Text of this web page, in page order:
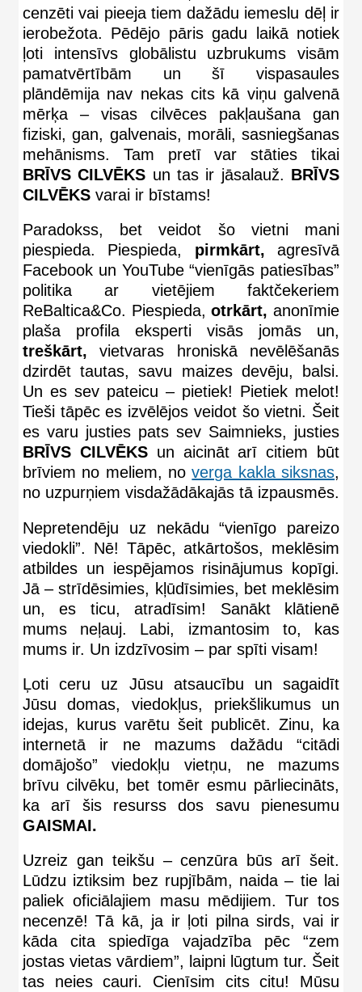
cenzēti vai pieeja tiem dažādu iemeslu dēļ ir
ierobežota. Pēdējo pāris gadu laikā notiek
ļoti intensīvs globālistu uzbrukums visām
pamatvērtībām un šī vispasaules
plāndēmija nav nekas cits kā viņu galvenā
mērķa – visas cilvēces pakļaušana gan
fiziski, gan, galvenais, morāli, sasniegšanas
mehānisms. Tam pretī var stāties tikai
BRĪVS CILVĒKS un tas ir jāsalauž. BRĪVS
CILVĒKSvarai ir bīstams!
Paradokss, bet veidot šo vietni mani
piespieda. Piespieda, pirmkārt, agresīvā
Facebook un YouTube “vienīgās patiesības”
politika ar vietējiem faktčekeriem
ReBaltica&Co. Piespieda,otrkārt, anonīmie
plaša profila eksperti visās jomās un,
treškārt, vietvaras hroniskā nevēlēšanās
dzirdēt tautas, savu maizes devēju, balsi.
Un es sev pateicu – pietiek! Pietiek melot!
Tieši tāpēc es izvēlējos veidot šo vietni. Šeit
es varu justies pats sev Saimnieks, justies
BRĪVS CILVĒKSun aicināt arī citiem būt
brīviem no meliem, noverga kakla siksnas,
no uzpurņiem visdažādākajās tā izpausmēs.
Nepretendēju uz nekādu “vienīgo pareizo
viedokli”. Nē! Tāpēc, atkārtošos, meklēsim
atbildes un iespējamos risinājumus kopīgi.
Jā – strīdēsimies, kļūdīsimies, bet meklēsim
un, es ticu, atradīsim! Sanākt klātienē
mums neļauj. Labi, izmantosim to, kas
mums ir. Un izdzīvosim – par spīti visam!
Ļoti ceru uz Jūsu atsaucību un sagaidīt
Jūsu domas, viedokļus, priekšlikumus un
idejas, kurus varētu šeit publicēt. Zinu, ka
internetā ir ne mazums dažādu “citādi
domājošo” viedokļu vietņu, ne mazums
brīvu cilvēku, bet tomēr esmu pārliecināts,
ka arī šis resurss dos savu pienesumu
GAISMAI.
Uzreiz gan teikšu – cenzūra būs arī šeit.
Lūdzu iztiksim bez rupjībām, naida – tie lai
paliek oficiālajiem masu mēdijiem. Tur tos
necenzē! Tā kā, ja ir ļoti pilna sirds, vai ir
kāda cita spiedīga vajadzība pēc “zem
jostas vietas vārdiem”, laipni lūgtum tur. Šeit
tas neies cauri. Cienīsim cits citu! Mūsu